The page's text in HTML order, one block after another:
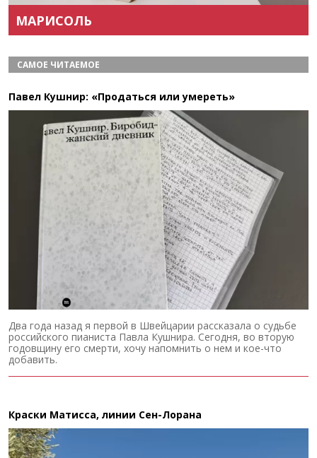
МАРИСОЛЬ
САМОЕ ЧИТАЕМОЕ
Павел Кушнир: «Продаться или умереть»
Два года назад я первой в Швейцарии рассказала о судьбе
российского пианиста Павла Кушнира. Сегодня, во вторую
годовщину его смерти, хочу напомнить о нем и кое-что
добавить.
Краски Матисса, линии Сен-Лорана